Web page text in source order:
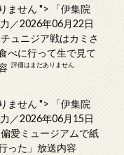
ません ">
「伊集院
／2026年06月22日
ュニジア戦はカミさ
べに行って生で見て
評価はまだありません
ません ">
「伊集院
／2026年06月15日
愛ミュージアムで紙
った」放送内容